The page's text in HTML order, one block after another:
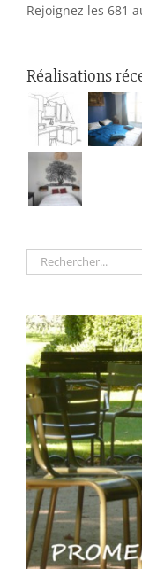
Rejoignez les 681
Réalisations
Rechercher: